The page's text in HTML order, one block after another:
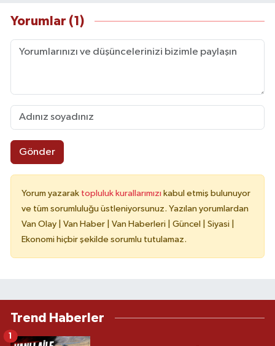
Yorumlar (1)
Gönder
Yorum yazarak topluluk kurallarımızı kabul etmiş bulunuyor
ve tüm sorumluluğu üstleniyorsunuz. Yazılan yorumlardan
Van Olay | Van Haber | Van Haberleri | Güncel | Siyasi |
Ekonomi hiçbir şekilde sorumlu tutulamaz.
Trend Haberler
1